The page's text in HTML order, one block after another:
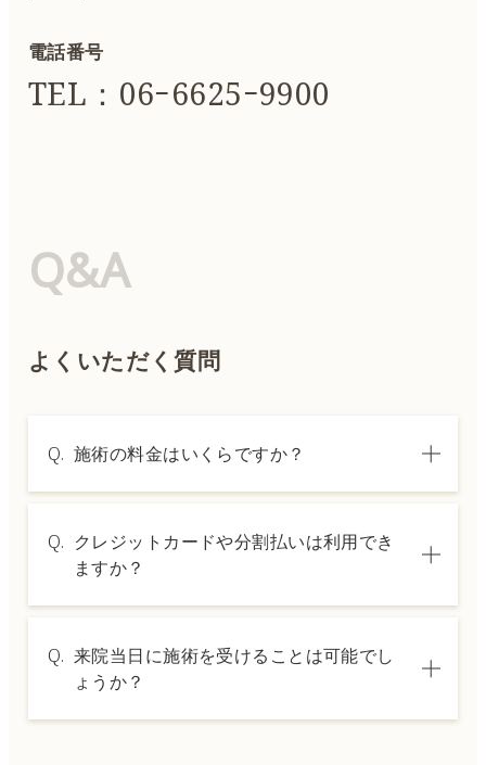
電話番号
TEL：06ｰ6625ｰ9900
Q&A
よくいただく質問
Q. 施術の料金はいくらですか？
は料金表ページをご確認いただくか、カウン
セリングでご案内いたします。
Q. クレジットカードや分割払いは利用でき
ますか？
した分割払いも可能です。詳細は受付スタッ
フにお問い合わせください。
Q. 来院当日に施術を受けることは可能でし
ょうか？